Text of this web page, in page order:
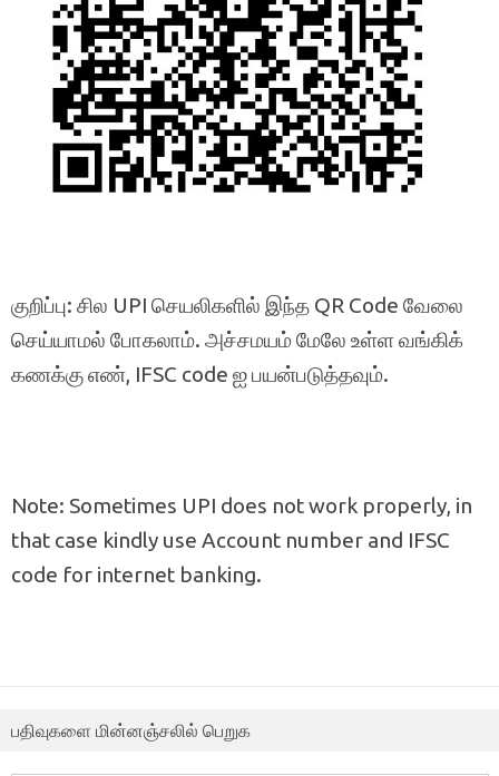
குறிப்பு: சில UPI செயலிகளில் இந்த QR Code வேலை
செய்யாமல் போகலாம். அச்சமயம் மேலே உள்ள வங்கிக்
கணக்கு எண், IFSC code ஐ பயன்படுத்தவும்.
Note: Sometimes UPI does not work properly, in
that case kindly use Account number and IFSC
code for internet banking.
பதிவுகளை மின்னஞ்சலில் பெறுக